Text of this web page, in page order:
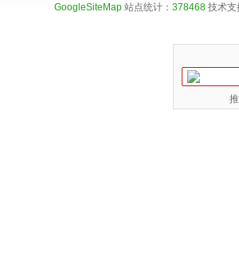
GoogleSiteMap 站点统计： 378468 技术支